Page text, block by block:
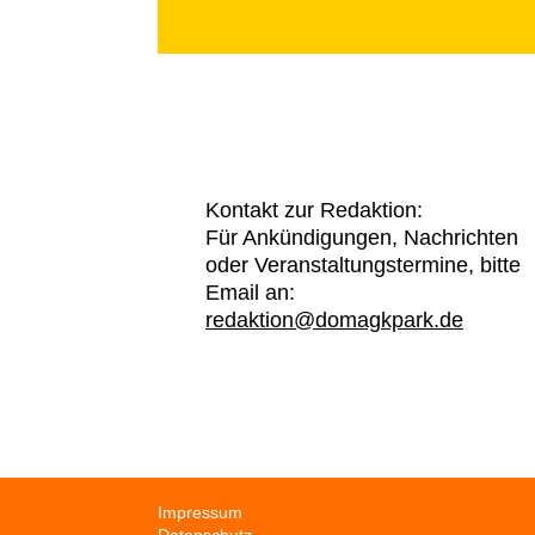
Kontakt zur Redaktion:
Für Ankündigungen, Nachrichten
oder Veranstaltungstermine, bitte
Email an:
redaktion@domagkpark.de
Navigation
Impressum